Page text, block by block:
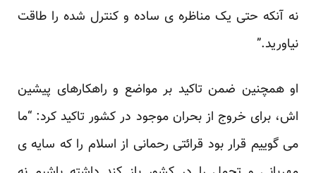
نه آنکه حتی یک مناظره ی ساده و کنترل شده را طاقت
نیاورید.”
او همچنین ضمن تاکید بر مواضع و راهکارهای پیشین
اش، برای خروج از بحران موجود در کشور تاکید کرد: “ما
می گوییم قرار بود قرائتی رحمانی از اسلام را که سایه ی